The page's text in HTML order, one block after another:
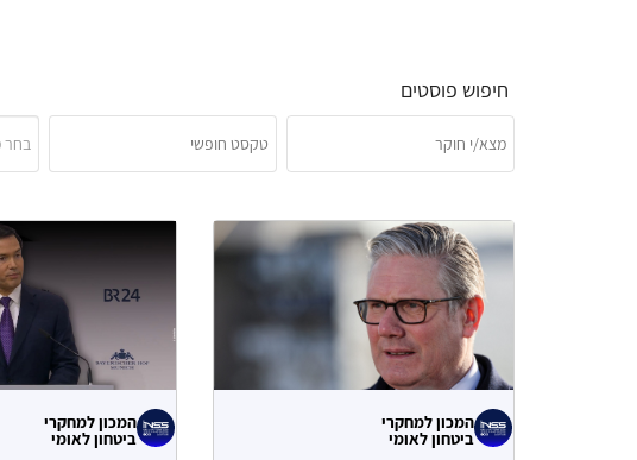
חיפוש פוסטים
המכון למחקרי
ביטחון לאומי
המכון למחקרי
ביטחון לאומי